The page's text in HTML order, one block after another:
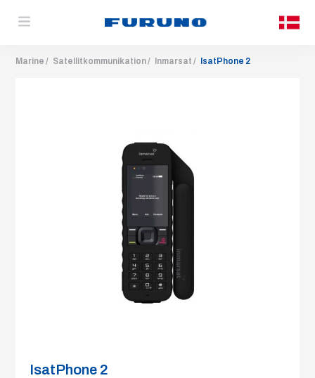
Marine Satellitkommunikation Inmarsat IsatPhone 2
IsatPhone 2